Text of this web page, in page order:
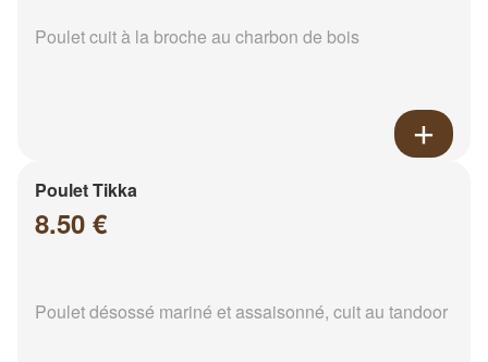
Poulet cuit à la broche au charbon de bois
Poulet Tikka
8.50 €
Poulet désossé mariné et assaisonné, cuit au tandoor